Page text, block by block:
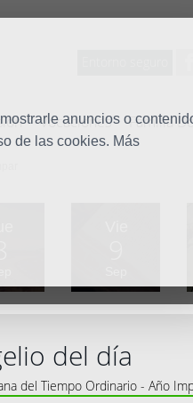
anuncios o
de las cookies. Más
Vocaciones Familia
del día
del Tiempo Ordinario - Año